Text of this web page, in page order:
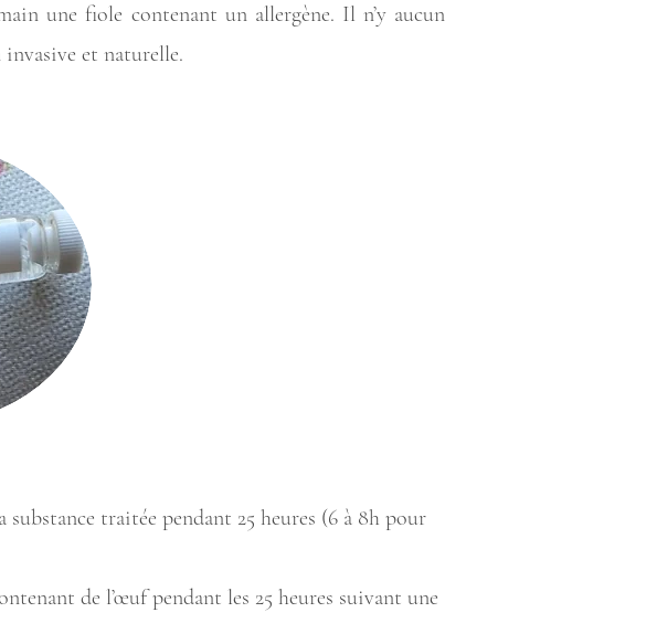
une fiole contenant un allergène. Il n’y aucun
et naturelle.
traitée pendant 25 heures (6 à 8h pour
de l’œuf pendant les 25 heures suivant une